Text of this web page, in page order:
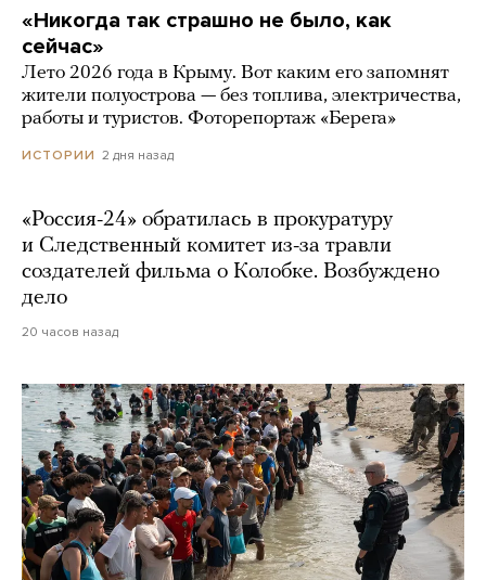
«Никогда так страшно не было, как
сейчас»
Лето 2026 года в Крыму. Вот каким его запомнят
жители полуострова — без топлива, электричества,
работы и туристов. Фоторепортаж «Берега»
ИСТОРИИ 2 дня назад
«Россия-24» обратилась в прокуратуру
и Следственный комитет из-за травли
создателей фильма о Колобке. Возбуждено
дело
20 часов назад